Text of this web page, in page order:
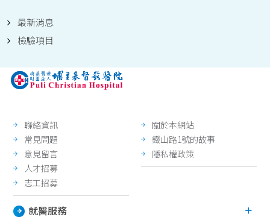
最新消息
檢驗項目
聯絡資訊
常見問題
意見留言
人才招募
志工招募
關於本網站
鐵山路1號的故事
隱私權政策
就醫服務